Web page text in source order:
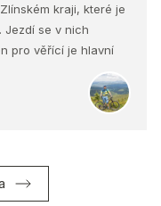
kraji, které je
Jezdí se v nich
pro věřící je hlavní